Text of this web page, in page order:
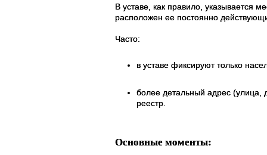
В уставе, как правило, указывается
расположен ее постоянно
Часто:
в уставе фиксируют только
более детальный адрес (улица,
реестр.
Основные моменты: